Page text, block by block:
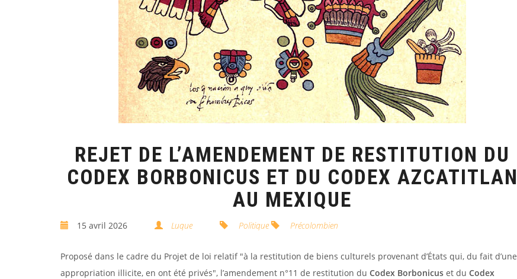
REJET DE L’AMENDEMENT DE RESTITUTION DU
CODEX BORBONICUS ET DU CODEX AZCATITLAN
AU MEXIQUE
15 avril 2026 Luque Politique Précolombien
Proposé dans le cadre du Projet de loi relatif "à la restitution de biens culturels provenant d’États qui, du fait d’une
appropriation illicite, en ont été privés", l’amendement n°11 de restitution du Codex Borbonicus et du Codex